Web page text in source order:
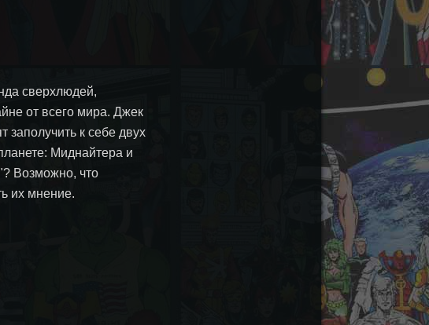
сверхлюдей,
от всего мира. Джек
заполучить к себе двух
Миднайтера и
Возможно, что
их мнение.